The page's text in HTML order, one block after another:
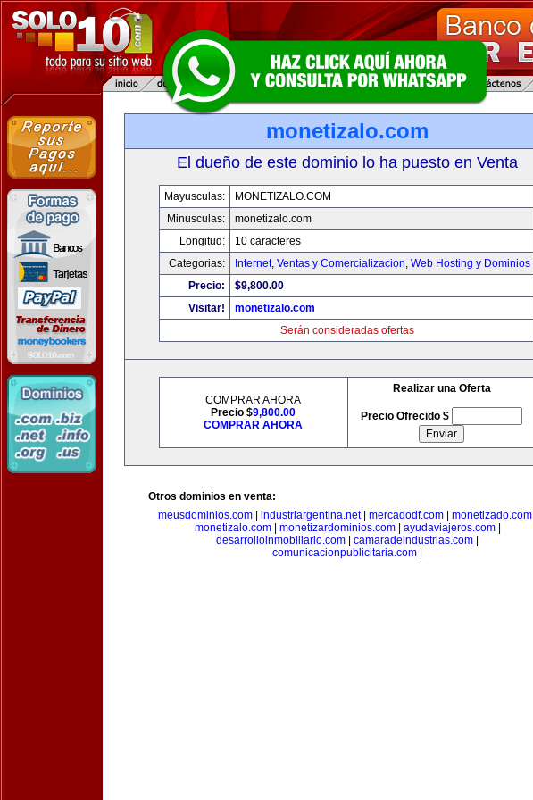
monetizalo.com
El dueño de este dominio lo ha puesto en Venta
Mayusculas:
MONETIZALO.COM
Minusculas:
monetizalo.com
Longitud:
10 caracteres
Categorias:
Internet, Ventas y Comercializacion, Web Hosting y Dominios
Precio:
$9,800.00
Visitar!
monetizalo.com
Serán consideradas ofertas
COMPRAR AHORA
Precio $9,800.00
COMPRAR AHORA
Realizar una Oferta
Precio Ofrecido $
Otros dominios en venta:
meusdominios.com| industriargentina.net| mercadodf.com| monetizado.com|
monetizalo.com| monetizardominios.com| ayudaviajeros.com|
desarrolloinmobiliario.com
camaradeindustrias.com
comunicacionpublicitaria.com